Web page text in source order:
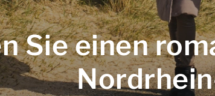
Sie einen